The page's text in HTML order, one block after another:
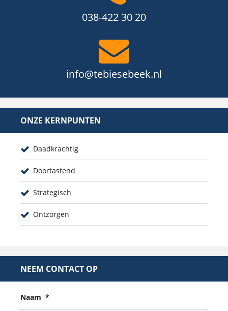
038-422 30 20
info@tebiesebeek.nl
ONZE KERNPUNTEN
Daadkrachtig
Doortastend
Strategisch
Ontzorgen
NEEM CONTACT OP
Naam *